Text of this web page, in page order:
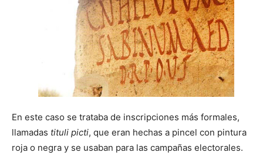
En este caso se trataba de inscripciones más formales,
llamadas tituli picti, que eran hechas a pincel con pintura
roja o negra y se usaban para las campañas electorales.